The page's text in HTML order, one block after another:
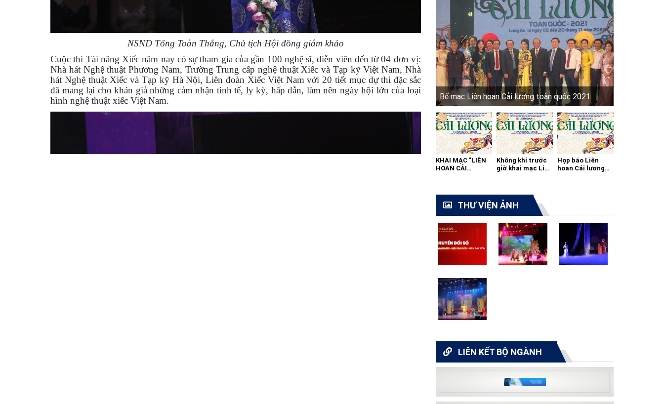
NSND Tống Toàn Thắng, Chủ tịch Hội đồng giám khảo
Cuộc thi Tài năng Xiếc năm nay có sự tham gia của gần 100 nghệ sĩ, diễn viên đến từ 04 đơn vị:
Nhà hát Nghệ thuật Phương Nam, Trường Trung cấp nghệ thuật Xiếc và Tạp kỹ Việt Nam, Nhà
hát Nghệ thuật Xiếc và Tạp kỹ Hà Nội, Liên đoàn Xiếc Việt Nam với 20 tiết mục dự thi đặc sắc
đã mang lại cho khán giả những cảm nhận tinh tế, ly kỳ, hấp dẫn, làm nên ngày hội lớn của loại
hình nghệ thuật xiếc Việt Nam.
Bế mạc Liên hoan Cải lương toàn quốc 2021
KHAI MẠC "LIÊN
HOAN CẢI
Không khí trước
giờ khai mạc Liên
Họp báo Liên
hoan Cải lương
THƯ VIỆN ẢNH
LIÊN KẾT BỘ NGÀNH